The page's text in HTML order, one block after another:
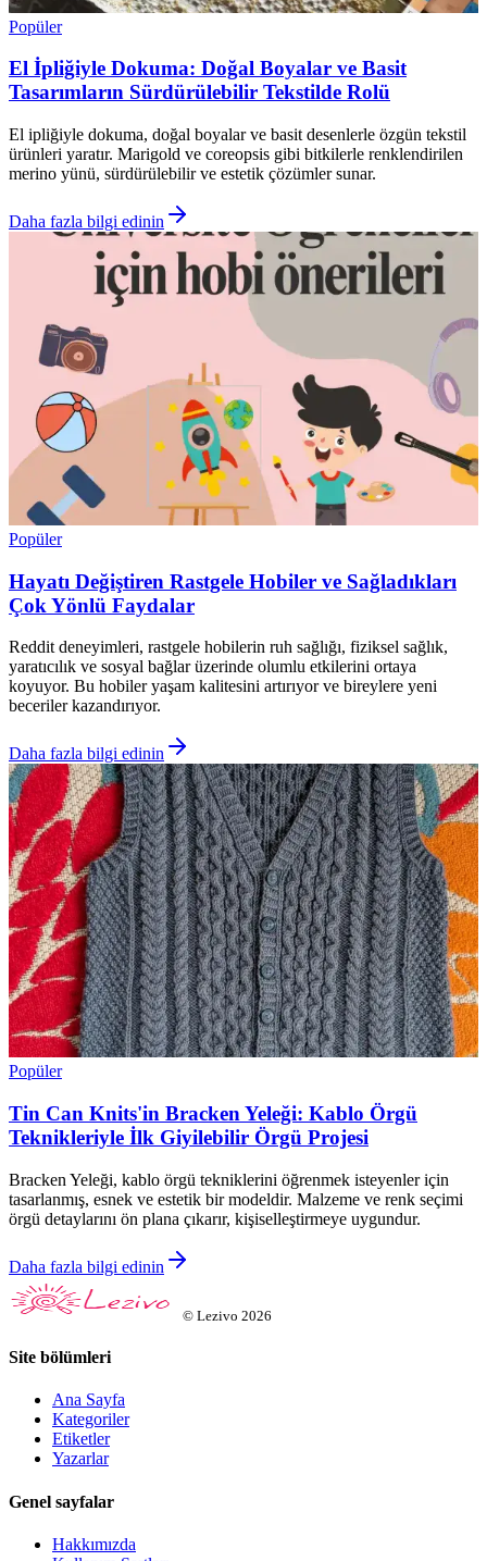
Popüler
El İpliğiyle Dokuma: Doğal Boyalar ve Basit
Tasarımların Sürdürülebilir Tekstilde Rolü
El ipliğiyle dokuma, doğal boyalar ve basit desenlerle özgün tekstil
ürünleri yaratır. Marigold ve coreopsis gibi bitkilerle renklendirilen
merino yünü, sürdürülebilir ve estetik çözümler sunar.
Daha fazla bilgi edinin
Popüler
Hayatı Değiştiren Rastgele Hobiler ve Sağladıkları
Çok Yönlü Faydalar
Reddit deneyimleri, rastgele hobilerin ruh sağlığı, fiziksel sağlık,
yaratıcılık ve sosyal bağlar üzerinde olumlu etkilerini ortaya
koyuyor. Bu hobiler yaşam kalitesini artırıyor ve bireylere yeni
beceriler kazandırıyor.
Daha fazla bilgi edinin
Popüler
Tin Can Knits'in Bracken Yeleği: Kablo Örgü
Teknikleriyle İlk Giyilebilir Örgü Projesi
Bracken Yeleği, kablo örgü tekniklerini öğrenmek isteyenler için
tasarlanmış, esnek ve estetik bir modeldir. Malzeme ve renk seçimi
örgü detaylarını ön plana çıkarır, kişiselleştirmeye uygundur.
Daha fazla bilgi edinin
© Lezivo 2026
Site bölümleri
Ana Sayfa
Kategoriler
Etiketler
Yazarlar
Genel sayfalar
Hakkımızda